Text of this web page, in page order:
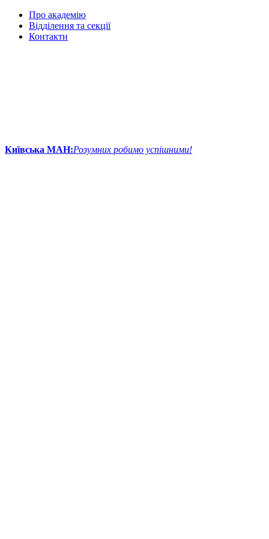
Про академію
Відділення та секції
Контакти
Київська МАН:Розумних робимо успішними!